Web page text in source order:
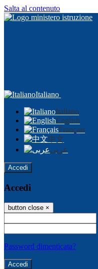
Salta al contenuto
Italiano
Italiano
English
Français
中文
عربى
Accedi
Accedi
button close ×
Password dimenticata?